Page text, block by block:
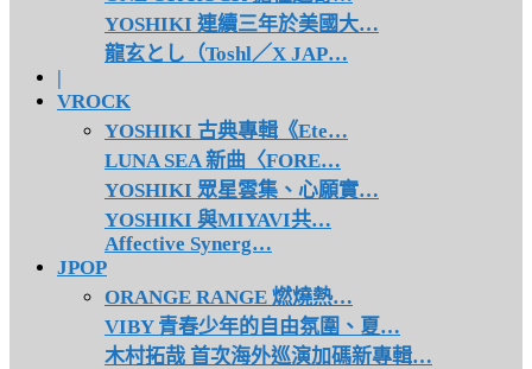
YOSHIKI 連續三年於美國大…
龍玄とし（Toshl／X JAP…
|
VROCK
YOSHIKI 古典專輯《Ete…
LUNA SEA 新曲〈FORE…
YOSHIKI 眾星雲集、心願實…
YOSHIKI 與MIYAVI共…
Affective Synerg…
JPOP
ORANGE RANGE 燃燒熱…
VIBY 青春少年的自由氛圍、夏…
木村拓哉 首次海外巡演加碼新專輯…